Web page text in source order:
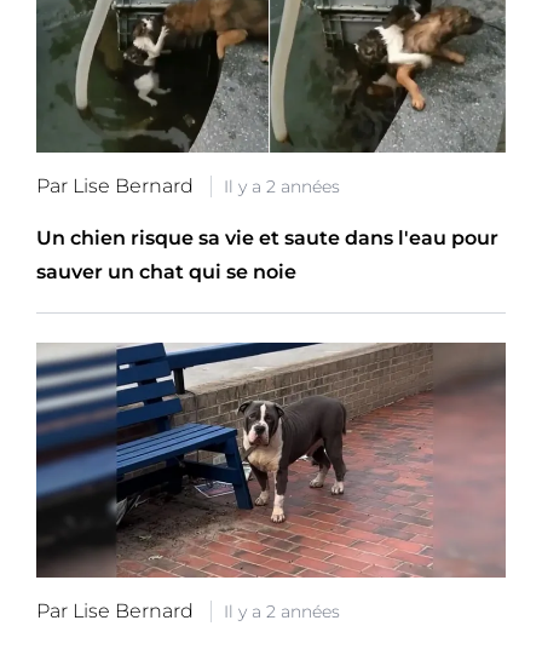
Par Lise Bernard Il y a 2 années
Un chien risque sa vie et saute dans l'eau pour
sauver un chat qui se noie
Par Lise Bernard Il y a 2 années